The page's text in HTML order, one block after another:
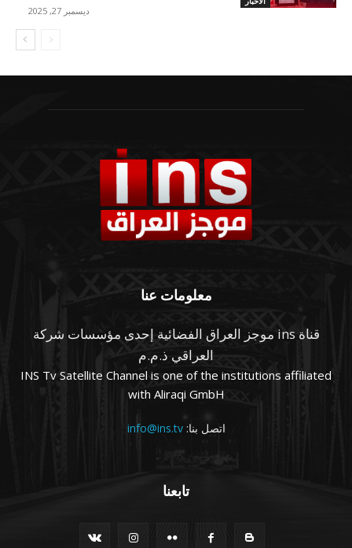
ديسمبر 27, 2025
معلومات عنا
قناة ins موجز العراق الفضائية إحدى مؤسسات شركة
العراقي ذ.م.م
INS Tv Satellite Channel is one of the institutions affiliated
with Aliraqi GmbH
اتصل بنا:info@ins.tv
تابعنا